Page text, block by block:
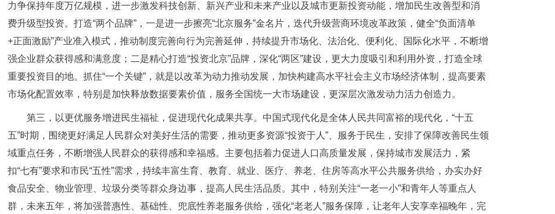
力争保持年度万亿规模，进一步激发科技创新、新兴产业和未来产业以及城市更新投资动能，增加民生改善型和消
费升级型投资。打造“两个品牌”，一是进一步擦亮“北京服务”金名片，迭代升级营商环境改革政策，健全“负面清单
+正面激励”产业准入模式，推动制度完善向行为完善延伸，持续提升市场化、法治化、便利化、国际化水平，不断增
强企业群众获得感和满意度；二是精心打造“投资北京”品牌，深化“两区”建设，更大力度吸引和利用外资，打造全球
重要投资目的地。抓住“一个关键”，就是以改革为动力推动发展，加快构建高水平社会主义市场经济体制，提高要素
市场化配置效率，特别是加快释放数据要素价值，服务全国统一大市场建设，更深层次激发动力活力创造力。
第三，以更优服务增进民生福祉，促进现代化成果共享。中国式现代化是全体人民共同富裕的现代化，“十五
五”时期，围绕更好满足人民群众对美好生活的需要，推动更多资源“投资于人”、服务于民生，安排了保障改善民生领
域重点任务，不断增强人民群众的获得感和幸福感。主要包括着力促进人口高质量发展，保持城市发展活力，紧
扣“七有”要求和市民“五性”需求，持续丰富生育、教育、就业、医疗、养老、住房等高水平公共服务供给，办实办好
食品安全、物业管理、垃圾分类等群众身边事，提高人民生活品质。其中，特别关注“一老一小”和青年人等重点人
群，未来五年，将加强普惠性、基础性、兜底性养老服务供给，强化“老老人”服务保障，让老年人安享幸福晚年，完